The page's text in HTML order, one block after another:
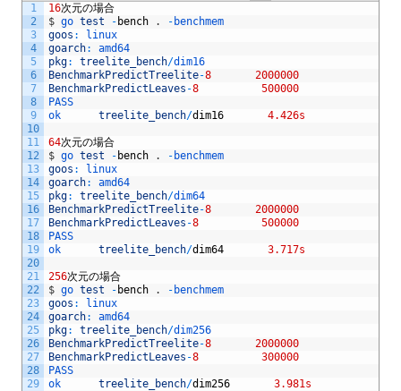
1
2
3
4
5
6
7
8
9
10
11
12
13
14
15
16
17
18
19
20
21
22
23
24
25
26
27
28
29
16次元の場合
$ go test - bench . - benchmem
goos :
linux
goarch:
amd64
pkg: treelite_bench/dim16
BenchmarkPredictTreelite-8 2000000
BenchmarkPredictLeaves -8 500000
PASS
ok treelite_bench/dim16 4.426s
64次元の場合
$ go test - bench . - benchmem
goos :
linux
goarch:
amd64
pkg: treelite_bench/dim64
BenchmarkPredictTreelite-8 2000000
BenchmarkPredictLeaves -8 500000
PASS
ok treelite_bench/dim64 3.717s
256次元の場合
$ go test - bench . - benchmem
goos :
linux
goarch:
amd64
pkg: treelite_bench/dim256
BenchmarkPredictTreelite-8 2000000
BenchmarkPredictLeaves -8 300000
PASS
ok treelite_bench/dim256 3.981s